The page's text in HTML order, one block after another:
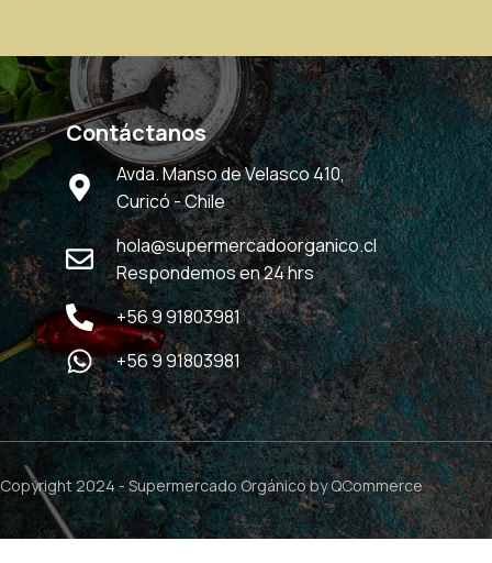
Contáctanos
Avda. Manso de Velasco 410,
Curicó - Chile
hola@supermercadoorganico.cl
Respondemos en 24 hrs
+56 9 91803981
+56 9 91803981
Copyright 2024 -Supermercado Orgánicoby QCommerce